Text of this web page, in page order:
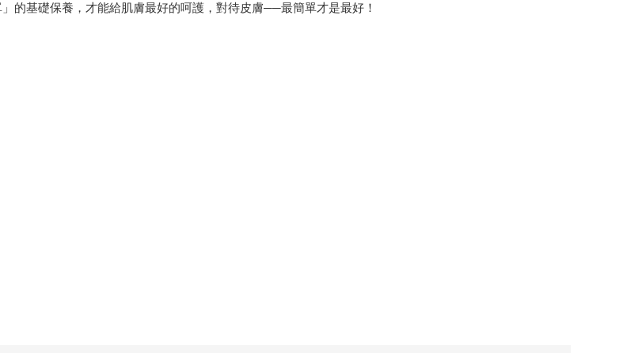
的基礎保養，才能給肌膚最好的呵護，對待皮膚──最簡單才是最好！